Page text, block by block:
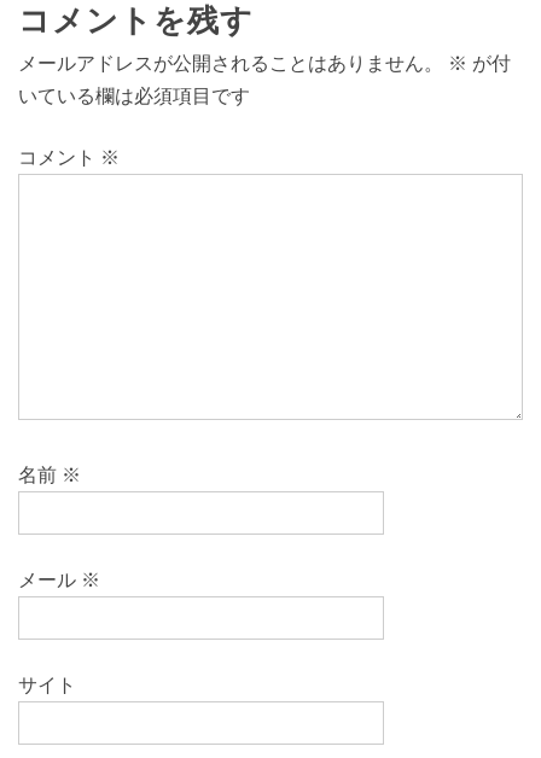
コメントを残す
メールアドレスが公開されることはありません。 ※ が付
いている欄は必須項目です
コメント ※
名前 ※
メール ※
サイト